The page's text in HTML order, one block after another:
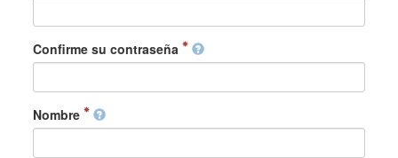
Confirme su contraseña
Nombre